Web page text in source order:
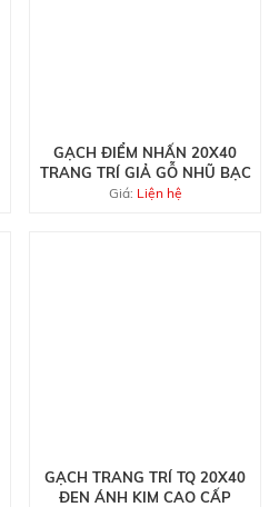
GẠCH ĐIỂM NHẤN 20X40
TRANG TRÍ GIẢ GỖ NHŨ BẠC
Giá: Liện hệ
GẠCH TRANG TRÍ TQ 20X40
ĐEN ÁNH KIM CAO CẤP